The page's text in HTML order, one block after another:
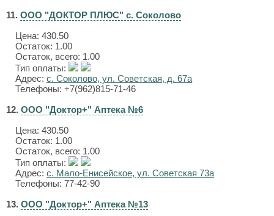
11. ООО "ДОКТОР ПЛЮС" с. Соколово
Цена: 430.50
Остаток: 1.00
Остаток, всего: 1.00
Тип оплаты:
Адрес: с. Соколово, ул. Советская, д. 67а
Телефоны: +7(962)815-71-46
12. ООО "Доктор+" Аптека №6
Цена: 430.50
Остаток: 1.00
Остаток, всего: 1.00
Тип оплаты:
Адрес: с. Мало-Енисейское, ул. Советская 73а
Телефоны: 77-42-90
13. ООО "Доктор+" Аптека №13